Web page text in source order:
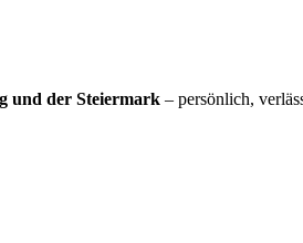
und der Steiermark – persönlich,